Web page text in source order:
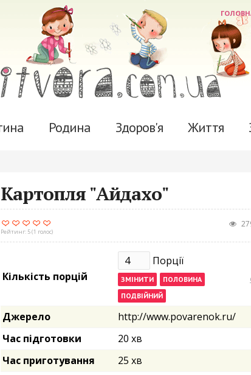
Родина Здоров'я Життя
Картопля "Айдахо"
Рейтинг: 5(1 голос)
Кількість порцій
Порції
Джерело
http://www.povarenok.ru/
Час підготовки
20 хв
Час приготування
25 хв